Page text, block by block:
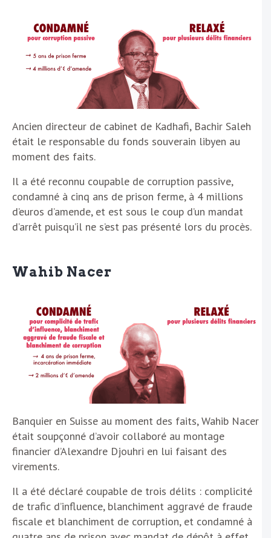
Ancien directeur de cabinet de Kadhafi, Bachir Saleh
était le responsable du fonds souverain libyen au
moment des faits.
Il a été reconnu coupable de corruption passive,
condamné à cinq ans de prison ferme, à 4 millions
d’euros d’amende, et est sous le coup d’un mandat
d’arrêt puisqu’il ne s’est pas présenté lors du procès.
Wahib Nacer
Banquier en Suisse au moment des faits, Wahib Nacer
était soupçonné d’avoir collaboré au montage
financier d’Alexandre Djouhri en lui faisant des
virements.
Il a été déclaré coupable de trois délits : complicité
de trafic d’influence, blanchiment aggravé de fraude
fiscale et blanchiment de corruption, et condamné à